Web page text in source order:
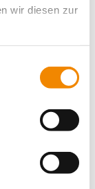
wir diesen zur
anderen
wenn Sie
verwenden,
die USA)
der EU